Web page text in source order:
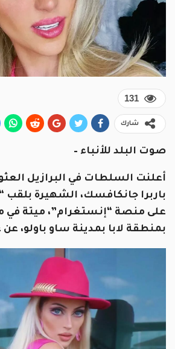
131
شارك
صوت البلد للأنباء –
أعلنت السلطات في البرازيل
باربرا جانكافسك، الشهيرة بلقب
على منصة “إنستغرام”، ميتة في
بمنطقة لابا بمدينة ساو باولو، عن عمر